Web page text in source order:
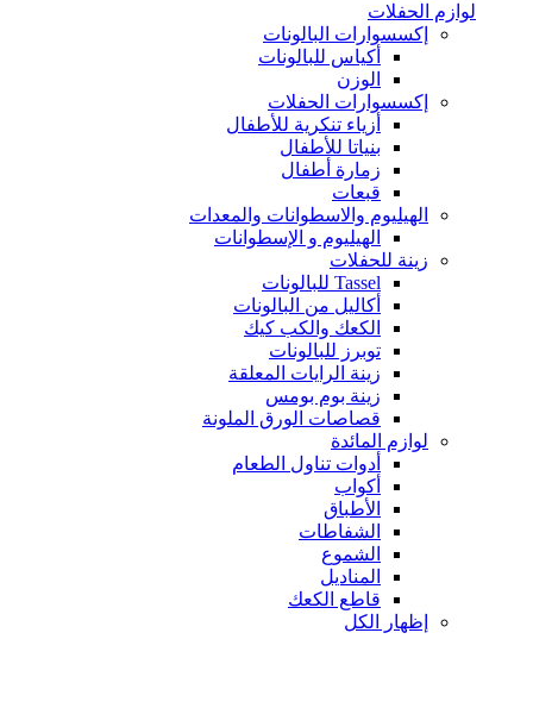
لوازم الحفلات
إكسسوارات البالونات
أكياس للبالونات
الوزن
إكسسوارات الحفلات
أزياء تنكرية للأطفال
بنياتا للأطفال
زمارة أطفال
قبعات
الهيليوم والاسطوانات والمعدات
الهيليوم و الإسطوانات
زينة للحفلات
Tassel للبالونات
أكاليل من البالونات
الكعك والكب كيك
توبرز للبالونات
زينة الرايات المعلقة
زينة بوم بومس
قصاصات الورق الملونة
لوازم المائدة
أدوات تناول الطعام
أكواب
الأطباق
الشفاطات
الشموع
المناديل
قاطع الكعك
إظهار الكل